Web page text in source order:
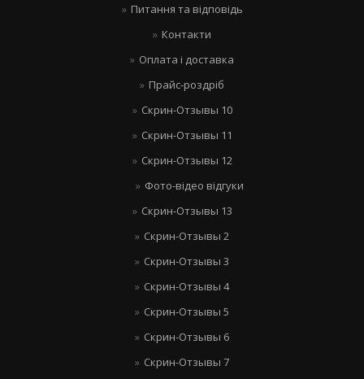
Питання та відповідь
Контакти
Оплата і доставка
Прайс-роздріб
Скрин-Отзывы 10
Скрин-Отзывы 11
Скрин-Отзывы 12
Фото-відео відгуки
Скрин-Отзывы 13
Скрин-Отзывы 2
Скрин-Отзывы 3
Скрин-Отзывы 4
Скрин-Отзывы 5
Скрин-Отзывы 6
Скрин-Отзывы 7